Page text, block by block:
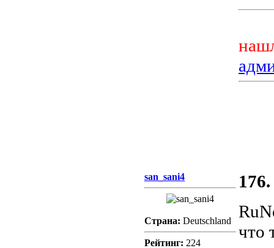
san_sani4
Страна: Deutschland
Рейтинг: 224
176.
что